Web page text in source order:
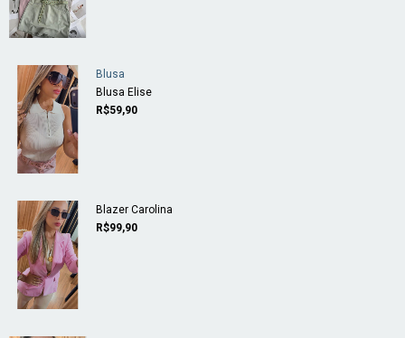
Blusa
Blusa Elise
R$59,90
Blazer Carolina
R$99,90